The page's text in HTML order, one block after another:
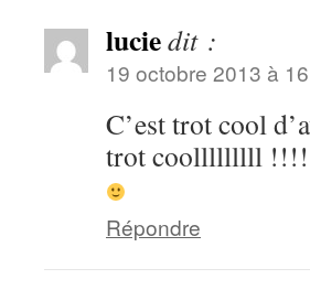
luciedit :
19 octobre 2013 à
C’est trot cool
trot coolllllllll
Répondre